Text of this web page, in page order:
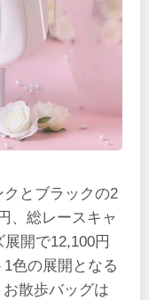
とブラックの2
、総レースキャ
開で12,100円
色の展開となる
散歩バッグは